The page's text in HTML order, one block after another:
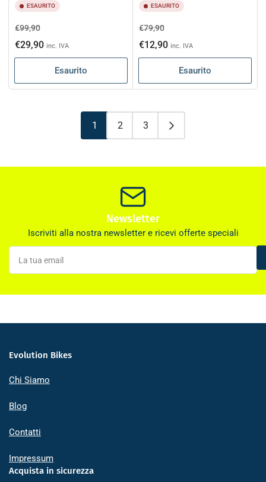
ESAURITO
Prezzo
di
listino
€99,90Prezzo
scontato
€29,90 inc. IVA
Esaurito
ESAURITO
Prezzo
di
listino
€79,90Prezzo
scontato
€12,90 inc. IVA
Esaurito
1 2 3
Newsletter
Iscriviti alla nostra newsletter e ricevi offerte speciali
La
tua
email
Evolution Bikes
Chi Siamo
Blog
Contatti
Impressum
Acquista in sicurezza